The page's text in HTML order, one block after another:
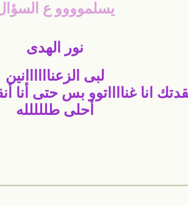
يسلموووو ع
نور الهدى
لبى الزعناااااانين
انا غنااااتوو بس حتى
أحلى طللللله